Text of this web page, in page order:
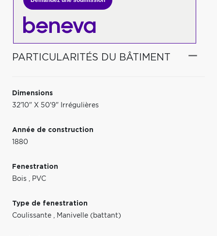
PARTICULARITÉS DU BÂTIMENT
Dimensions
32'10" X 50'9" Irrégulières
Année de construction
1880
Fenestration
Bois , PVC
Type de fenestration
Coulissante , Manivelle (battant)